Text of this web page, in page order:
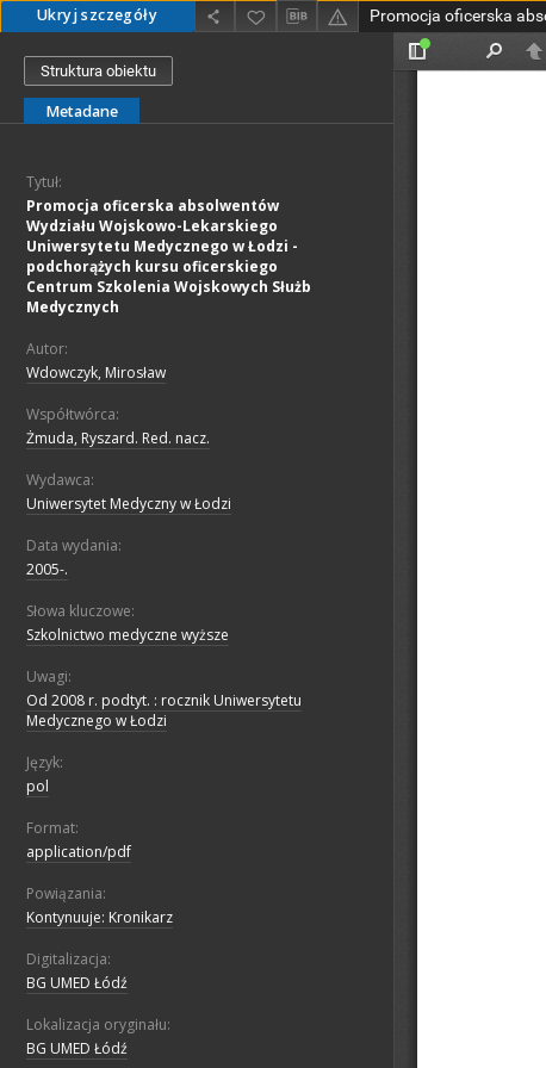
Ukryj szczegóły
Struktura obiektu
Metadane
Tytuł:
Promocja oficerska absolwentów
Wydziału Wojskowo-Lekarskiego
Uniwersytetu Medycznego w Łodzi -
podchorążych kursu oficerskiego
Centrum Szkolenia Wojskowych Służb
Medycznych
Autor:
Wdowczyk, Mirosław
Współtwórca:
Żmuda, Ryszard. Red. nacz.
Wydawca:
Uniwersytet Medyczny w Łodzi
Data wydania:
2005-.
Słowa kluczowe:
Szkolnictwo medyczne wyższe
Uwagi:
Od 2008 r. podtyt. : rocznik Uniwersytetu
Medycznego w Łodzi
Język:
pol
Format:
application/pdf
Powiązania:
Kontynuuje: Kronikarz
Digitalizacja:
BG UMED Łódź
Lokalizacja oryginału:
BG UMED Łódź